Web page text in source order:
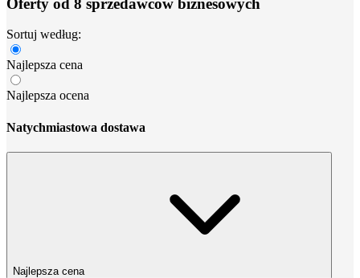
Sortuj według:
Najlepsza cena
Najlepsza ocena
Natychmiastowa dostawa
Najlepsza cena